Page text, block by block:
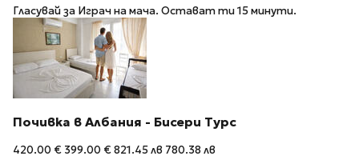
Гласувай за Играч на мача. Остават ти 15 минути.
Почивка в Албания - Бисери Турс
420.00 € 399.00 €821.45 лв 780.38 лв